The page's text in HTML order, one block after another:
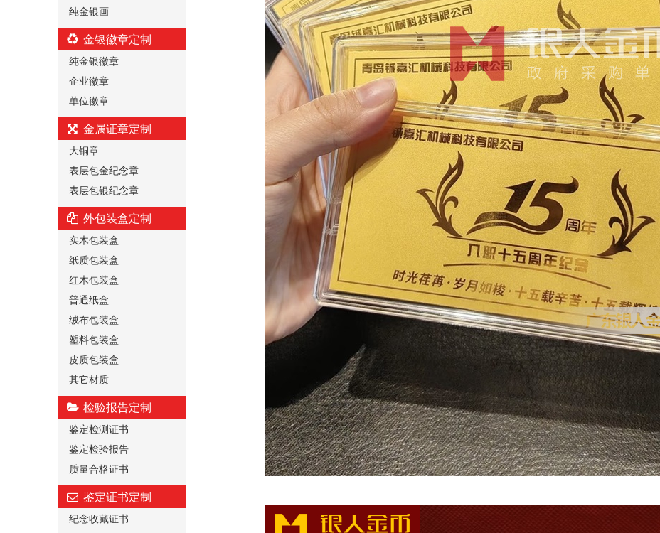
纯金银画
金银徽章定制
纯金银徽章
企业徽章
单位徽章
金属证章定制
大铜章
表层包金纪念章
表层包银纪念章
外包装盒定制
实木包装盒
纸质包装盒
红木包装盒
普通纸盒
绒布包装盒
塑料包装盒
皮质包装盒
其它材质
检验报告定制
鉴定检测证书
鉴定检验报告
质量合格证书
鉴定证书定制
纪念收藏证书